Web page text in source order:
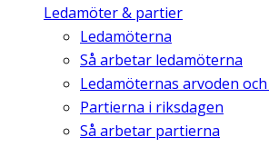
Ledamöter & partier
Ledamöterna
Så arbetar ledamöterna
Ledamöternas arvoden
Partierna i riksdagen
Så arbetar partierna